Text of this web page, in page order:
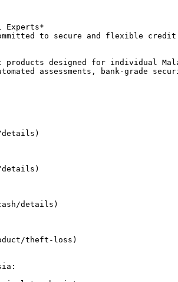
Experts*
to secure and flexible credit
designed for individual
assessments, bank-grade
details)
details)
details)
theft-loss)